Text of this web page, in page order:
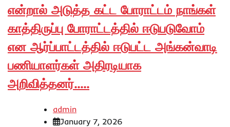
என்றால் அடுத்த கட்ட போராட்டம் நாங்கள்
காத்திருப்பு போராட்டத்தில் ஈடுபடுவோம்
என ஆர்ப்பாட்டத்தில் ஈடுபட்ட அங்கன்வாடி
பணியாளர்கள் அதிரடியாக
அறிவித்தனர்…..
admin
January 7, 2026